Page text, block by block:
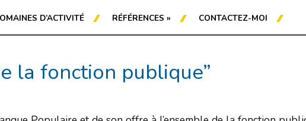
D’ACTIVITÉ RÉFÉRENCES » CONTACTEZ-MOI
la fonction publique”